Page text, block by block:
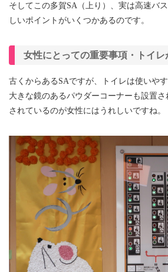
そしてこの多賀SA（上り）、実は高速バ
しいポイントがいくつかあるのです。
女性にとっての重要事項・トイレ
古くからあるSAですが、トイレは使いや
大きな鏡のあるパウダーコーナーも設置
されているのが女性にはうれしいですね。